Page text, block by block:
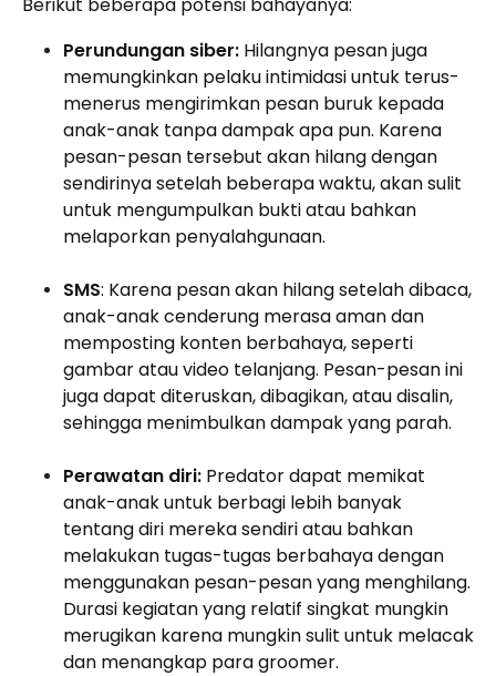
Perundungan siber: Hilangnya pesan juga
memungkinkan pelaku intimidasi untuk terus-
menerus mengirimkan pesan buruk kepada
anak-anak tanpa dampak apa pun. Karena
pesan-pesan tersebut akan hilang dengan
sendirinya setelah beberapa waktu, akan sulit
untuk mengumpulkan bukti atau bahkan
melaporkan penyalahgunaan.
SMS: Karena pesan akan hilang setelah dibaca,
anak-anak cenderung merasa aman dan
memposting konten berbahaya, seperti
gambar atau video telanjang. Pesan-pesan ini
juga dapat diteruskan, dibagikan, atau disalin,
sehingga menimbulkan dampak yang parah.
Perawatan diri: Predator dapat memikat
anak-anak untuk berbagi lebih banyak
tentang diri mereka sendiri atau bahkan
melakukan tugas-tugas berbahaya dengan
menggunakan pesan-pesan yang menghilang.
Durasi kegiatan yang relatif singkat mungkin
merugikan karena mungkin sulit untuk melacak
dan menangkap para groomer.